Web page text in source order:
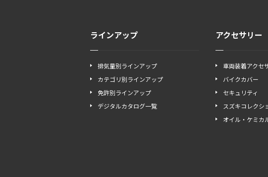
ラインアップ
排気量別ラインアップ
カテゴリ別ラインアップ
免許別ラインアップ
デジタルカタログ一覧
アクセサリー
車両装着アクセ
バイクカバー
セキュリティ
スズキコレクシ
オイル・ケミカ